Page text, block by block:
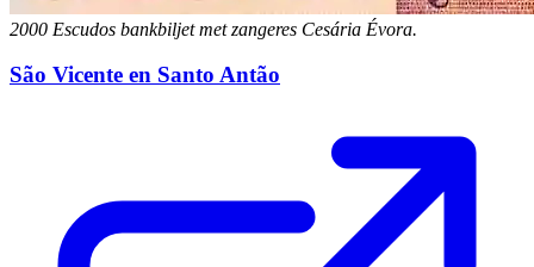
2000 Escudos bankbiljet met zangeres Cesária Évora.
São Vicente en Santo Antão